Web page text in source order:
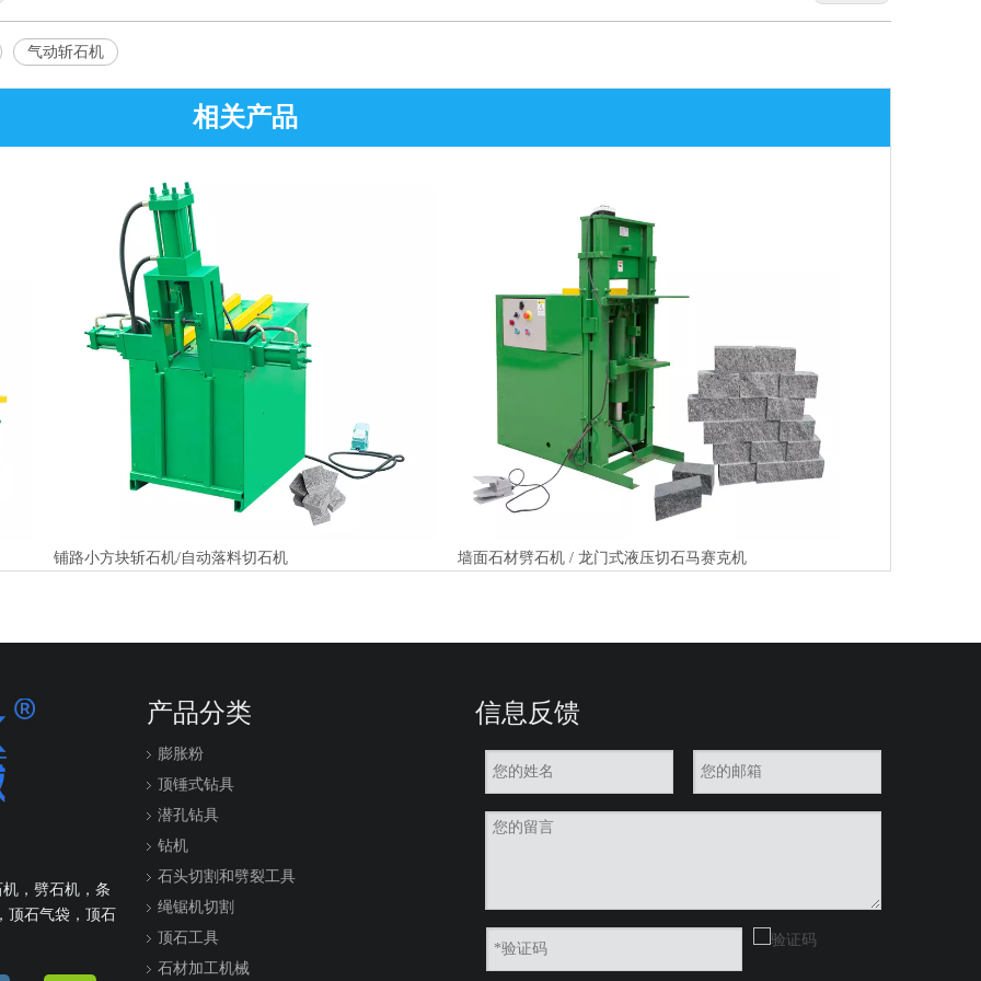
气动斩石机
相关产品
铺路小方块斩石机/自动落料切石机 墙面石材劈石机 / 龙门式液压切石马赛克机
，劈石机，条
顶石气袋，顶石
产品分类
膨胀粉
顶锤式钻具
潜孔钻具
钻机
石头切割和劈裂工具
绳锯机切割
顶石工具
石材加工机械
信息反馈